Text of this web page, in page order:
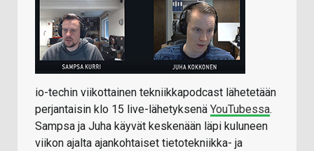
io-techin viikottainen tekniikkapodcast lähetetään
perjantaisin klo 15 live-lähetyksenä YouTubessa.
Sampsa ja Juha käyvät keskenään läpi kuluneen
viikon ajalta ajankohtaiset tietotekniikka- ja